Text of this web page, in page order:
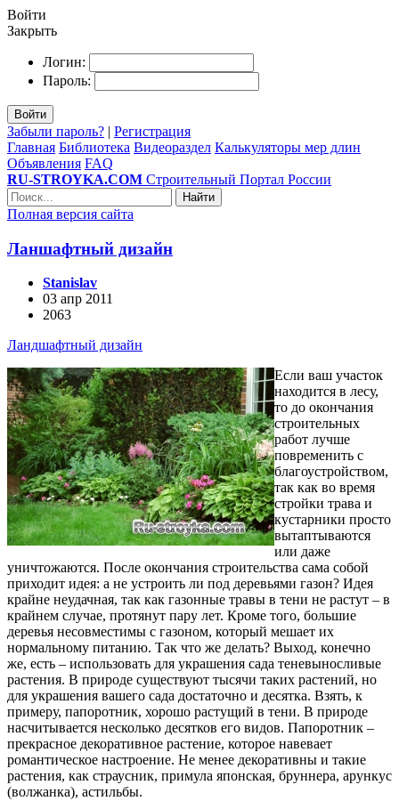
Войти
Закрыть
Логин:
Пароль:
Войти
Забыли пароль? | Регистрация
Главная Библиотека Видеораздел Калькуляторы мер длин
Объявления FAQ
RU-STROYKA.COM Строительный Портал России
Найти
Полная версия сайта
Ланшафтный дизайн
Stanislav
03 апр 2011
2063
Ландшафтный дизайн
Если ваш участок
находится в лесу,
то до окончания
строительных
работ лучше
повременить с
благоустройством,
так как во время
стройки трава и
кустарники просто
вытаптываются
или даже
уничтожаются. После окончания строительства сама собой
приходит идея: а не устроить ли под деревьями газон? Идея
крайне неудачная, так как газонные травы в тени не растут – в
крайнем случае, протянут пару лет. Кроме того, большие
деревья несовместимы с газоном, который мешает их
нормальному питанию. Так что же делать? Выход, конечно
же, есть – использовать для украшения сада теневыносливые
растения. В природе существуют тысячи таких растений, но
для украшения вашего сада достаточно и десятка. Взять, к
примеру, папоротник, хорошо растущий в тени. В природе
насчитывается несколько десятков его видов. Папоротник –
прекрасное декоративное растение, которое навевает
романтическое настроение. Не менее декоративны и такие
растения, как страусник, примула японская, бруннера, арункус
(волжанка), астильбы.